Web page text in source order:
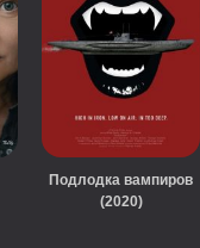
Подлодка вампиров
(2020)